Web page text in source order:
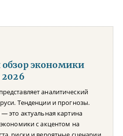
экономики
аналитический
Тенденции и прогнозы.
это актуальная картина
с акцентом на